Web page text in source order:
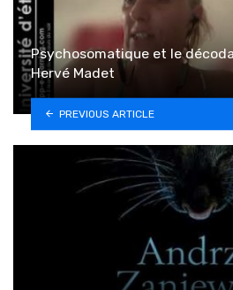
Psychosomatique et le
Hervé Madet
PREVIOUS ARTICLE